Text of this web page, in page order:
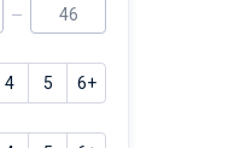
4 5 6+